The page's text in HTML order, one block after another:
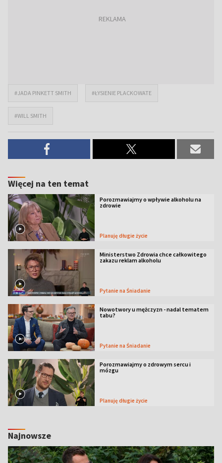
#JADA PINKETT SMITH #ŁYSIENIE PLACKOWATE
#WILL SMITH
Więcej na ten temat
Porozmawiajmy o wpływie alkoholu na
zdrowie
Planuję długie życie
Ministerstwo Zdrowia chce całkowitego
zakazu reklam alkoholu
Pytanie na Śniadanie
Nowotwory u mężczyzn - nadal tematem
tabu?
Pytanie na Śniadanie
Porozmawiajmy o zdrowym sercu i
mózgu
Planuję długie życie
Najnowsze